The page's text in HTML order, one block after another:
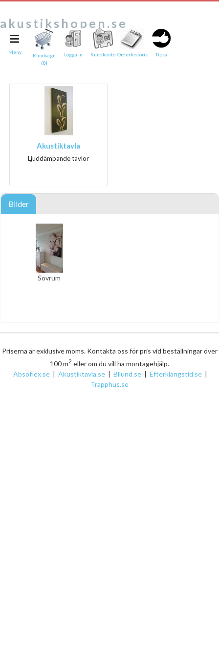
akustikshopen.se
Akustiktavla
Ljuddämpande tavlor
Bilder
Sovrum
≡
Meny
Kundvagn
(0)
Logga in Kundkonto Orderhistorik Tipsa
Priserna är exklusive moms. Kontakta oss för pris vid beställningar över
100 m2 eller om du vill ha montagehjälp.
Absoflex.se | Akustiktavla.se | Bllund.se | Efterklangstid.se |
Trapphus.se
Tipsa en vän:
e-post*